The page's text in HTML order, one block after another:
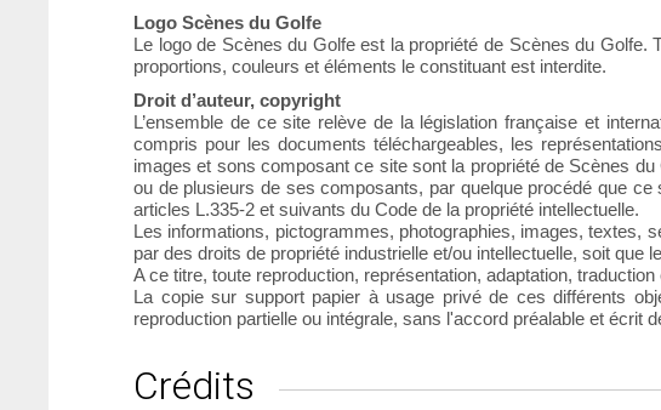
Logo Scènes du Golfe
Le logo de Scènes du Golfe est la propriété de Scènes du Golfe.
proportions, couleurs et éléments le constituant est interdite.
Droit d’auteur, copyright
L’ensemble de ce site relève de la législation française et
compris pour les documents téléchargeables, les
images et sons composant ce site sont la propriété de Scènes
ou de plusieurs de ses composants, par quelque procédé que
articles L.335-2 et suivants du Code de la propriété intellectuelle.
Les informations, pictogrammes, photographies, images, textes,
par des droits de propriété industrielle et/ou intellectuelle, soit que
A ce titre, toute reproduction, représentation, adaptation,
La copie sur support papier à usage privé de ces différents
reproduction partielle ou intégrale, sans l'accord préalable et écrit
Crédits